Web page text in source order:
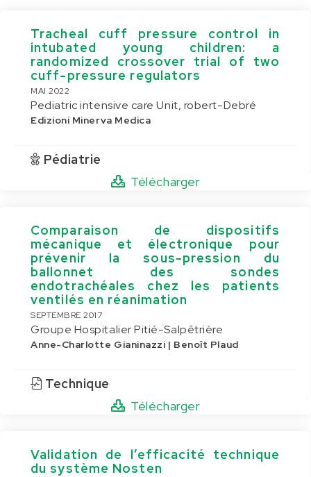
Tracheal cuff pressure control in
intubated young children: a
randomized crossover trial of two
cuff-pressure regulators
MAI 2022
Pediatric intensive care Unit, robert-Debré
Edizioni Minerva Medica
Pédiatrie
Télécharger
Comparaison de dispositifs
mécanique et électronique pour
prévenir la sous-pression du
ballonnet des sondes
endotrachéales chez les patients
ventilés en réanimation
SEPTEMBRE 2017
Groupe Hospitalier Pitié-Salpêtrière
Anne-Charlotte Gianinazzi | Benoît Plaud
Technique
Télécharger
Validation de l’efficacité technique
du système Nosten